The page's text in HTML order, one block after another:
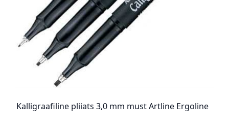
Kalligraafiline pliiats 3,0 mm must Artline Ergoline